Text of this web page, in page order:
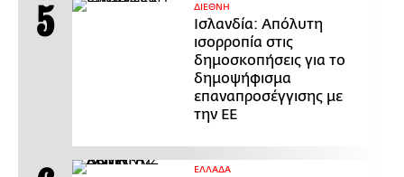
ΔΙΕΘΝΗ
Ισλανδία: Απόλυτη
ισορροπία στις
δημοσκοπήσεις για το
δημοψήφισμα
επαναπροσέγγισης με
την ΕΕ
ΕΛΛΑΔΑ